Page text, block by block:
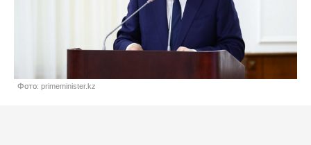
Фото: primeminister.kz